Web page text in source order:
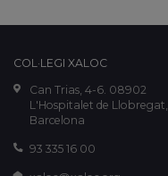
COL·LEGI XALOC
Can Trias, 4-6. 08902
L'Hospitalet de Llobregat,
Barcelona
93 335 16 00